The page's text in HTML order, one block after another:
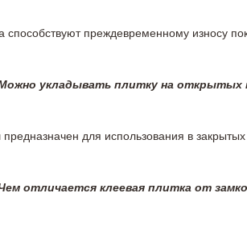
способствуют преждевременному износу
укладывать плитку на открытых
предназначен для использования в
отличается клеевая плитка от